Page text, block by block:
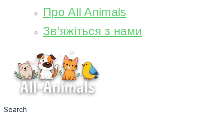
Про All Animals
Зв’яжіться з нами
Search